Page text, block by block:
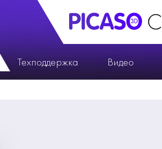
Техподдержка Видео